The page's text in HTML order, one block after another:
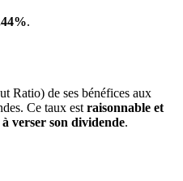
.
Ratio) de ses bénéfices aux
Ce taux est raisonnable et
verser son dividende.